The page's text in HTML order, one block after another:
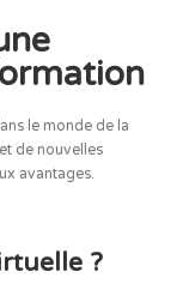
le monde de la
de nouvelles
avantages.
?